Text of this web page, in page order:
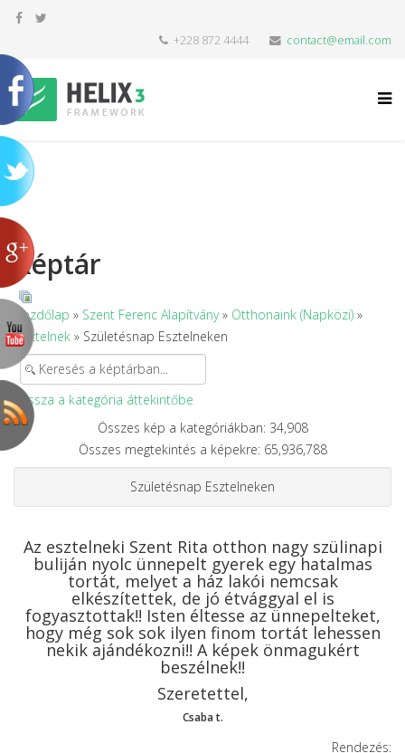
+228 872 4444 contact@email.com
Képtár
Kezdőlap » Szent Ferenc Alapítvány» Otthonaink (Napközi) »
Esztelnek » Születésnap Esztelneken
Vissza a kategória áttekintőbe
Összes kép a kategóriákban: 34,908
Összes megtekintés a képekre: 65,936,788
Születésnap Esztelneken
Az esztelneki Szent Rita otthon nagy szülinapi
buliján nyolc ünnepelt gyerek egy hatalmas
tortát, melyet a ház lakói nemcsak
elkészítettek, de jó étvággyal el is
fogyasztottak!! Isten éltesse az ünnepelteket,
hogy még sok sok ilyen finom tortát lehessen
nekik ajándékozni!! A képek önmagukért
beszélnek!!
Szeretettel,
Csaba t.
Rendezés: